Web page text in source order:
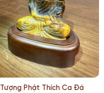
Tượng Phật Thích Ca Đá